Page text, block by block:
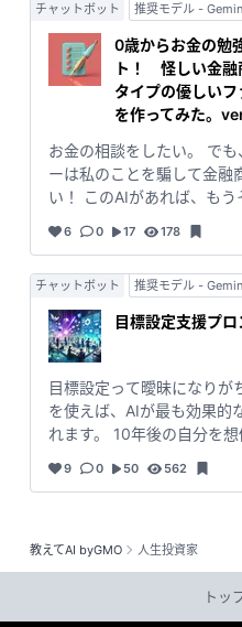
教えてAI byGMO 人生投資家
チャットボット 推奨モデル -
0歳からお金の勉
ト！ 怪しい金融
タイプの優しい
を作ってみた。
お金の相談をしたい。 で
ーは私のことを騙して金融
い！ このAIがあれば、もうそんな心配はいりません。お
金に関する知恵を詰め込ん
AIが、本質を答えます。 思う存分、あなたの心配事を相
6 0 17 178
チャットボット 推奨モデル -
目標設定支援プロ
目標設定って曖昧になりが
を使えば、AIが最も効果的
れます。 10年後の自分を
9 0 50 562
トッ